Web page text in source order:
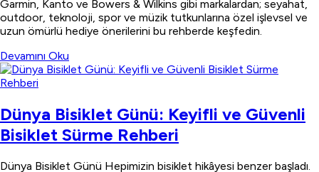
Garmin, Kanto ve Bowers & Wilkins gibi markalardan; seyahat,
outdoor, teknoloji, spor ve müzik tutkunlarına özel işlevsel ve
uzun ömürlü hediye önerilerini bu rehberde keşfedin.
Devamını Oku
Dünya Bisiklet Günü: Keyifli ve Güvenli
Bisiklet Sürme Rehberi
Dünya Bisiklet Günü Hepimizin bisiklet hikâyesi benzer başladı.